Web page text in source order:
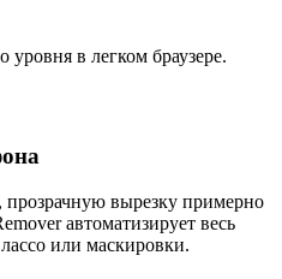
уровня в легком браузере.
прозрачную вырезку примерно
автоматизирует весь
или маскировки.